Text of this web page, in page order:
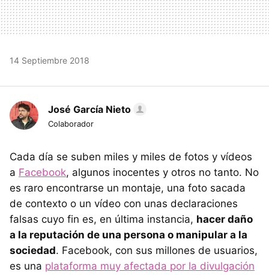
14 Septiembre 2018
José García Nieto
Colaborador
Cada día se suben miles y miles de fotos y vídeos
a Facebook, algunos inocentes y otros no tanto. No
es raro encontrarse un montaje, una foto sacada
de contexto o un vídeo con unas declaraciones
falsas cuyo fin es, en última instancia, hacer daño
a la reputación de una persona o manipular a la
sociedad. Facebook, con sus millones de usuarios,
es una plataforma muy afectada por la divulgación